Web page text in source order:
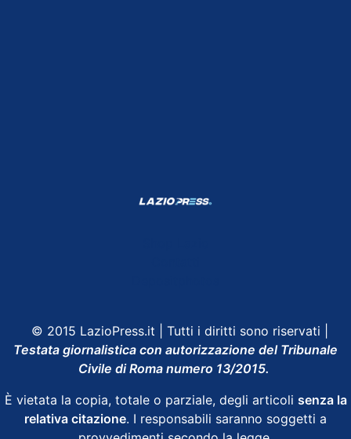
© 2015 LazioPress.it | Tutti i diritti sono riservati |
Testata giornalistica con autorizzazione del Tribunale
Civile di Roma numero 13/2015.
È vietata la copia, totale o parziale, degli articoli senza la
relativa citazione. I responsabili saranno soggetti a